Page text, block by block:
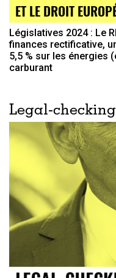
ET LE DROIT
Législatives 2024 : Le
finances rectificative,
5,5 % sur les énergies
carburant
Legal-checking